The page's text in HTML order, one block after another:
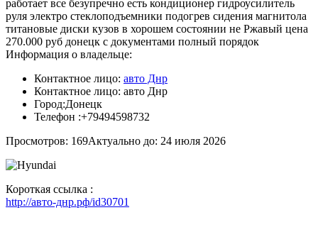
работает все безупречно есть кондиционер гидроусилитель
руля электро стеклоподъемники подогрев сидения магнитола
титановые диски кузов в хорошем состоянии не Ржавый цена
270.000 руб донецк с документами полный порядок
Информация о владельце:
Контактное лицо: авто Днр
Контактное лицо: авто Днр
Город:Донецк
Телефон :+79494598732
Просмотров: 169Актуально до: 24 июля 2026
Короткая ссылка :
http://авто-днр.рф/id30701